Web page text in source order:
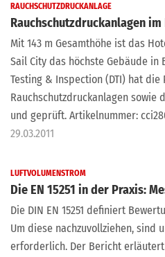
RAUCHSCHUTZDRUCKANLAGE
Rauchschutzdruckanlagen im
Mit 143 m Gesamthöhe ist das
Sail City das höchste Gebäude in
Testing & Inspection (DTI) hat
Rauchschutzdruckanlagen sowie
und geprüft. Artikelnummer:
29.03.2011
LUFTVOLUMENSTROM
Die EN 15251 in der Praxis:
Die DIN EN 15251 definiert
Um diese nachzuvollziehen, sind
erforderlich. Der Bericht erläutert